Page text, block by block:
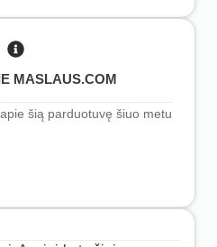
MASLAUS.COM
šią parduotuvę šiuo metu